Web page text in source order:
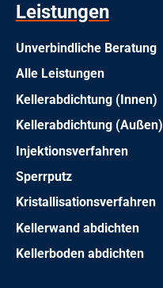
Leistungen
Unverbindliche Beratung
Alle Leistungen
Kellerabdichtung (Innen)
Kellerabdichtung (Außen)
Injektionsverfahren
Sperrputz
Kristallisationsverfahren
Kellerwand abdichten
Kellerboden abdichten